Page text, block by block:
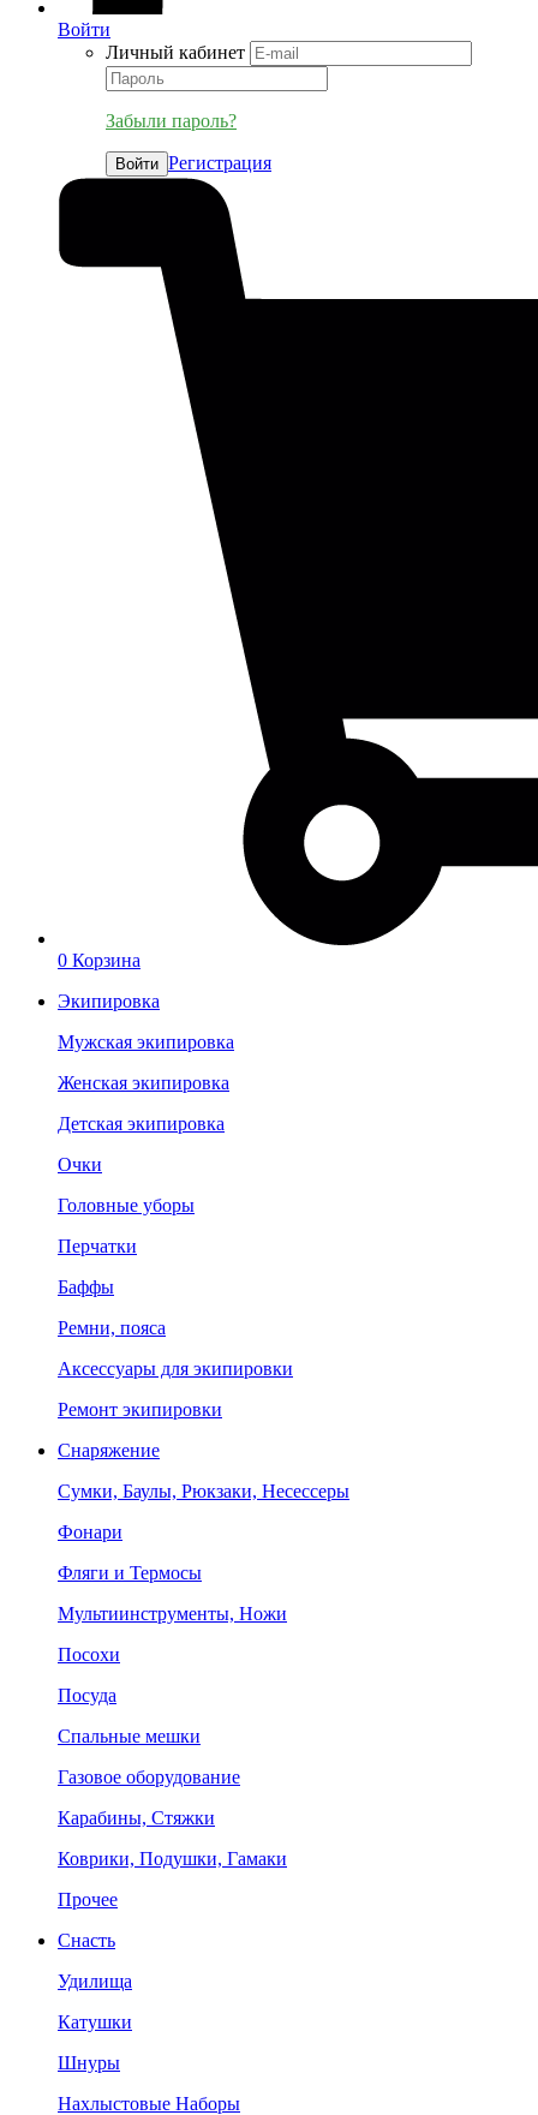
Войти
Личный кабинет
Забыли пароль?
Войти Регистрация
0 Корзина
Экипировка
Мужская экипировка
Женская экипировка
Детская экипировка
Очки
Головные уборы
Перчатки
Баффы
Ремни, пояса
Аксессуары для экипировки
Ремонт экипировки
Снаряжение
Сумки, Баулы, Рюкзаки, Несессеры
Фонари
Фляги и Термосы
Мультиинструменты, Ножи
Посохи
Посуда
Спальные мешки
Газовое оборудование
Карабины, Стяжки
Коврики, Подушки, Гамаки
Прочее
Снасть
Удилища
Катушки
Шнуры
Нахлыстовые Наборы